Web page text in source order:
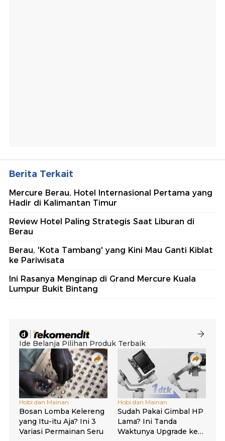
Berita Terkait
Mercure Berau, Hotel Internasional Pertama yang
Hadir di Kalimantan Timur
Review Hotel Paling Strategis Saat Liburan di
Berau
Berau, 'Kota Tambang' yang Kini Mau Ganti Kiblat
ke Pariwisata
Ini Rasanya Menginap di Grand Mercure Kuala
Lumpur Bukit Bintang